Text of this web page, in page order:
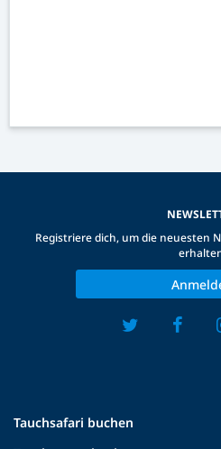
Tauchsafari buchen
Registriere dich, um die neuesten